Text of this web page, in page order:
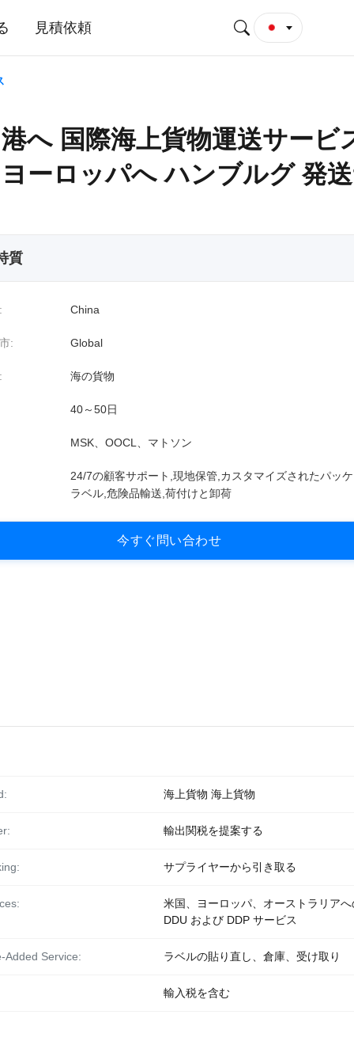
見積依頼
へ 国際海上貨物運送サービ
ーロッパへ ハンブルグ 発
質
China
: Global
海の貨物
40～50日
MSK、OOCL、マトソン
24/7の顧客サポート,現地保管,カスタマイズされたパッ
ラベル,危険品輸送,荷付けと卸荷
今す ぐ 問い合わせ
海上貨物 海上貨物
輸出関税を提案する
サプライヤーから引き取る
米国、ヨーロッパ、オーストラリアへ
DDU および DDP サービス
Added Service: ラベルの貼り直し、倉庫、受け取り
輸入税を含む